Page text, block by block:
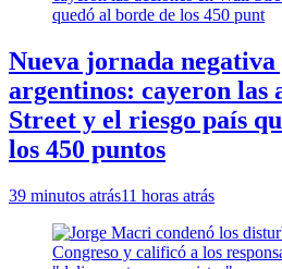
Nueva jornada
argentinos: cayeron las
Street y el riesgo país
los 450 puntos
39 minutos atrás11 horas atrás